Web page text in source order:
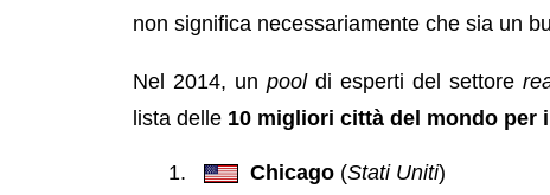
non significa necessariamente che sia un
Nel 2014, un pooldi esperti del settore
lista delle 10 migliori città del mondo per
Chicago(Stati Uniti)